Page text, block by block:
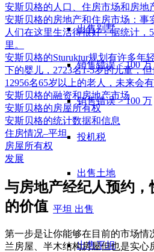
出售别墅
销售错误 < 100 万
销售错误 > 100 万
投机税
出售土地
平坦 出售
出售平坦
安斯贝格的人口、住房市场和房地
安斯贝格的房地产和住房市场：事
人们在这里生活得很好：据统计，
里。
安斯贝格的Sturuktur规划有许多年
下的婴儿，2723名1-5岁的儿童，
12956名65岁以上的老人，未来会
安斯贝格的融资和房地产市场
安斯贝格的房屋所有权
安斯贝格的统计数据和信息
住房情况–平坦
房屋所有权
发展
与房地产经纪人预约
的价值
第一步是让你能够在目前的市场情
兰房屋、半木结构房屋但也是实心